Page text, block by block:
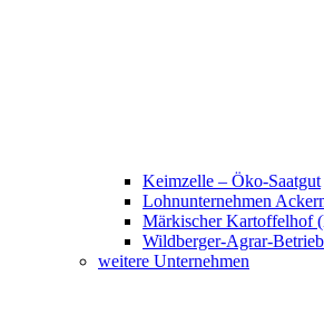
Keimzelle – Öko-Saatgut
Lohnunternehmen
Märkischer Kartoffelhof
Wildberger-Agrar-
weitere Unternehmen